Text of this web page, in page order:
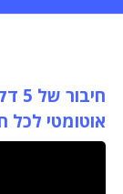
אוטומטי לכל